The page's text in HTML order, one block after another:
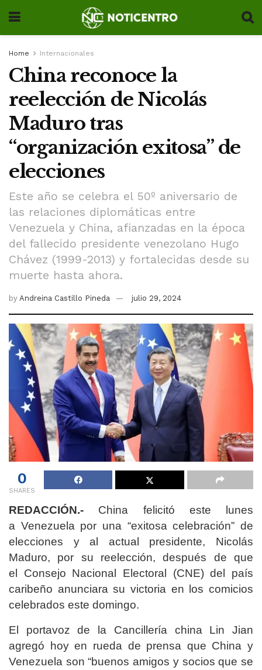
Home Internacionales
China reconoce la
reelección de Nicolás
Maduro tras
“organización exitosa” de
elecciones
Este año se celebra el 50º aniversario de
las relaciones diplomáticas entre
Venezuela y China, afianzadas en la época
del fallecido presidente venezolano Hugo
Chávez (1999-2013) y fortalecidas desde su
muerte hasta ahora.
by Andreina Castillo Pineda julio 29, 2024
0
SHARES
REDACCIÓN.- China felicitó este lunes
a Venezuela por una “exitosa celebración” de
elecciones y al actual presidente, Nicolás
Maduro, por su reelección, después de que
el Consejo Nacional Electoral (CNE) del país
caribeño anunciara su victoria en los comicios
celebrados este domingo.
El portavoz de la Cancillería china Lin Jian
agregó hoy en rueda de prensa que China y
Venezuela son “buenos amigos y socios que se